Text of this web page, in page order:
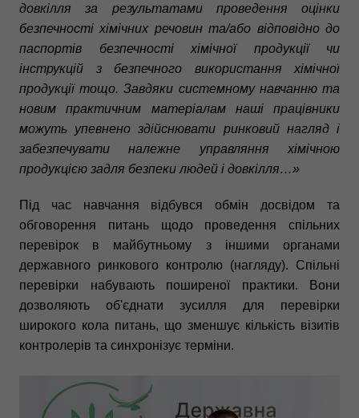
довкілля за результатами проведення оцінки
безпечності хімічних речовин та/або відповідно до
паспортів безпечності хімічної продукції чи
інструкцій з безпечного використання хімічної
продукції тощо. Завдяки системному навчанню та
новим практичним матеріалам наші працівники
можуть упевнено здійснювати ринковий нагляд і
забезпечувати належне управляння хімічною
продукцією задля безпеки людей і довкілля…»
Під час навчання відбувся обмін досвідом та
обговорення питань щодо проведення спільних
перевірок в майбутньому з іншими органами
державного ринкового контролю (нагляду). Спільні
перевірки набувають поширеної практики. Вони
дозволяють об'єднати зусилля для перевірки
широкого кола питань, що зменшує кількість візитів
контролерів та синхронізує терміни.